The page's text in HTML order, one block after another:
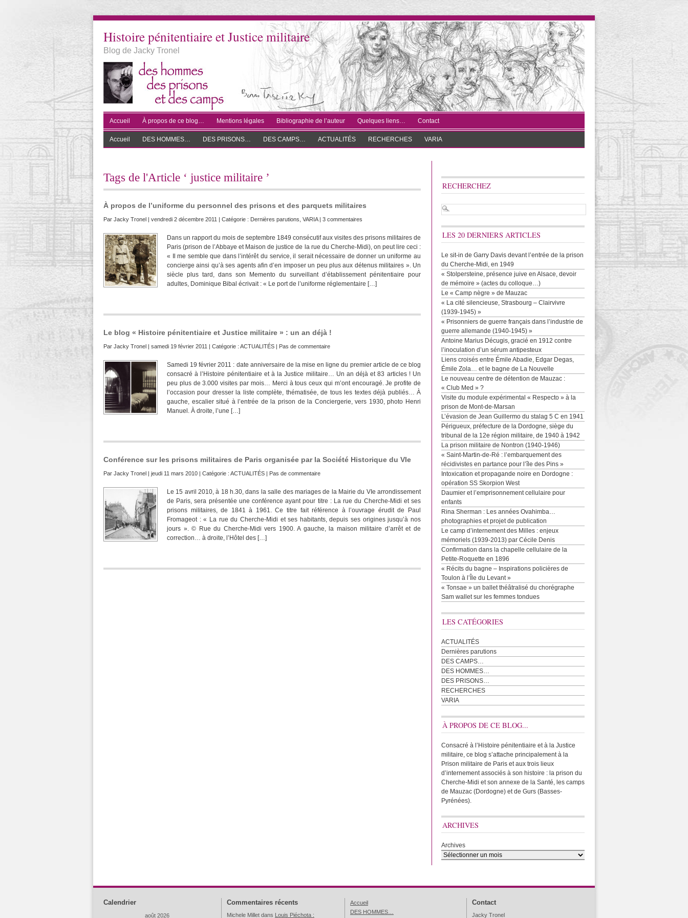
Histoire pénitentiaire et Justice militaire
Blog de Jacky Tronel
Accueil À propos de ce blog… Mentions légales Bibliographie de l’auteur Quelques liens… Contact
Accueil DES HOMMES… DES PRISONS… DES CAMPS… ACTUALITÉS RECHERCHES VARIA
Tags de l'Article ‘ justice militaire ’
À propos de l’uniforme du personnel des prisons et des parquets militaires
Par Jacky Tronel | vendredi 2 décembre 2011 | Catégorie : Dernières parutions VARIA| 3 commentaires
Dans un rapport du mois de septembre 1849 consécutif aux visites des prisons militaires de
Paris (prison de l’Abbaye et Maison de justice de la rue du Cherche-Midi), on peut lire ceci :
« Il me semble que dans l’intérêt du service, il serait nécessaire de donner un uniforme au
concierge ainsi qu’à ses agents afin d’en imposer un peu plus aux détenus militaires ». Un
siècle plus tard, dans son Memento du surveillant d’établissement pénitentiaire pour
adultes, Dominique Bibal écrivait : « Le port de l’uniforme réglementaire […]
Le blog « Histoire pénitentiaire et Justice militaire » : un an déjà !
Par Jacky Tronel | samedi 19 février 2011 | Catégorie : ACTUALITÉS | Pas de commentaire
Samedi 19 février 2011 : date anniversaire de la mise en ligne du premier article de ce blog
consacré à l’Histoire pénitentiaire et à la Justice militaire… Un an déjà et 83 articles ! Un
peu plus de 3.000 visites par mois… Merci à tous ceux qui m’ont encouragé. Je profite de
l’occasion pour dresser la liste complète, thématisée, de tous les textes déjà publiés… À
gauche, escalier situé à l’entrée de la prison de la Conciergerie, vers 1930, photo Henri
Manuel. À droite, l’une […]
Conférence sur les prisons militaires de Paris organisée par la Société Historique du VIe
Par Jacky Tronel | jeudi 11 mars 2010 | Catégorie : ACTUALITÉS | Pas de commentaire
Le 15 avril 2010, à 18 h.30, dans la salle des mariages de la Mairie du VIe arrondissement
de Paris, sera présentée une conférence ayant pour titre : La rue du Cherche-Midi et ses
prisons militaires, de 1841 à 1961. Ce titre fait référence à l’ouvrage érudit de Paul
Fromageot : « La rue du Cherche-Midi et ses habitants, depuis ses origines jusqu’à nos
jours ». © Rue du Cherche-Midi vers 1900. A gauche, la maison militaire d’arrêt et de
correction… à droite, l’Hôtel des […]
RECHERCHEZ
LES 20 DERNIERS ARTICLES
Le sit-in de Garry Davis devant l’entrée de la prison
du Cherche-Midi, en 1949
« Stolpersteine, présence juive en Alsace, devoir
de mémoire » (actes du colloque…)
Le « Camp nègre » de Mauzac
« La cité silencieuse, Strasbourg – Clairvivre
(1939-1945) »
« Prisonniers de guerre français dans l’industrie de
guerre allemande (1940-1945) »
Antoine Marius Décugis, gracié en 1912 contre
l’inoculation d’un sérum antipesteux
Liens croisés entre Émile Abadie, Edgar Degas,
Émile Zola… et le bagne de La Nouvelle
Le nouveau centre de détention de Mauzac :
« Club Med » ?
Visite du module expérimental « Respecto » à la
prison de Mont-de-Marsan
L’évasion de Jean Guillermo du stalag 5 C en 1941
Périgueux, préfecture de la Dordogne, siège du
tribunal de la 12e région militaire, de 1940 à 1942
La prison militaire de Nontron (1940-1946)
« Saint-Martin-de-Ré : l’embarquement des
récidivistes en partance pour l’île des Pins »
Intoxication et propagande noire en Dordogne :
opération SS Skorpion West
Daumier et l’emprisonnement cellulaire pour
enfants
Rina Sherman : Les années Ovahimba…
photographies et projet de publication
Le camp d’internement des Milles : enjeux
mémoriels (1939-2013) par Cécile Denis
Confirmation dans la chapelle cellulaire de la
Petite-Roquette en 1896
« Récits du bagne – Inspirations policières de
Toulon à l’Île du Levant »
« Tonsae » un ballet théâtralisé du chorégraphe
Sam wallet sur les femmes tondues
LES CATÉGORIES
ACTUALITÉS
Dernières parutions
DES CAMPS…
DES HOMMES…
DES PRISONS…
RECHERCHES
VARIA
À PROPOS DE CE BLOG...
Consacré à l’Histoire pénitentiaire et à la Justice
militaire, ce blog s’attache principalement à la
Prison militaire de Paris et aux trois lieux
d’internement associés à son histoire : la prison du
Cherche-Midi et son annexe de la Santé, les camps
de Mauzac (Dordogne) et de Gurs (Basses-
Pyrénées).
ARCHIVES
Archives
Calendrier
août 2026
Commentaires récents
Michele Millet dans Louis Piéchota :
Accueil
DES HOMMES…
Contact
Jacky Tronel